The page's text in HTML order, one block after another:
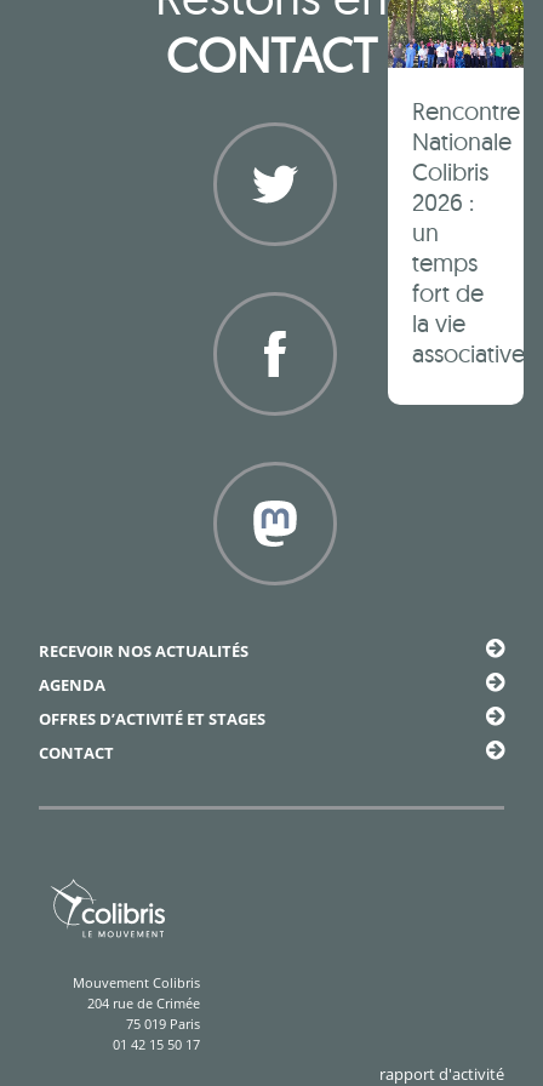
Rencontre
Nationale
Colibris
2026 :
un
temps
fort de
la vie
associative
CONTACT
Mouvement Colibris
204 rue de Crimée
75 019 Paris
01 42 15 50 17
RECEVOIR NOS ACTUALITÉS
AGENDA
OFFRES D’ACTIVITÉ ET STAGES
CONTACT
rapport d'activité